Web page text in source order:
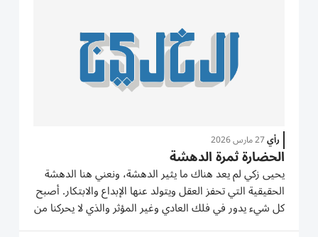
رأي27 مارس 2026
الحضارة ثمرة الدهشة
يحيى زكي لم يعد هناك ما يثير الدهشة، ونعني هنا الدهشة
الحقيقية التي تحفز العقل ويتولد عنها الإبداع والابتكار. أصبح
كل شيء يدور في فلك العادي وغير المؤثر والذي لا يحركنا من
الداخل، وعندما تتسع عينك في حوار مع أحدهم مندهشاً من